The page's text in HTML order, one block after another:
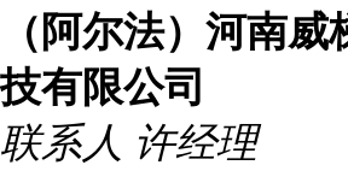
（阿尔法）河南
技有限公司
联系人 许经理